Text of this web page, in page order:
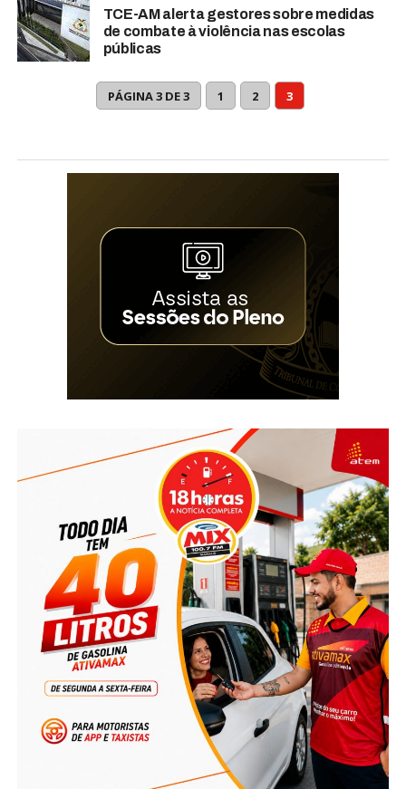
TCE-AM alerta gestores sobre medidas
de combate à violência nas escolas
públicas
PÁGINA 3 DE 3 1 2 3